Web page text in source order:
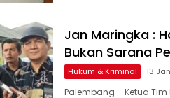
Jan Maringka :
Bukan Sarana
Hukum & Kriminal 13
Palembang – Ketua Tim